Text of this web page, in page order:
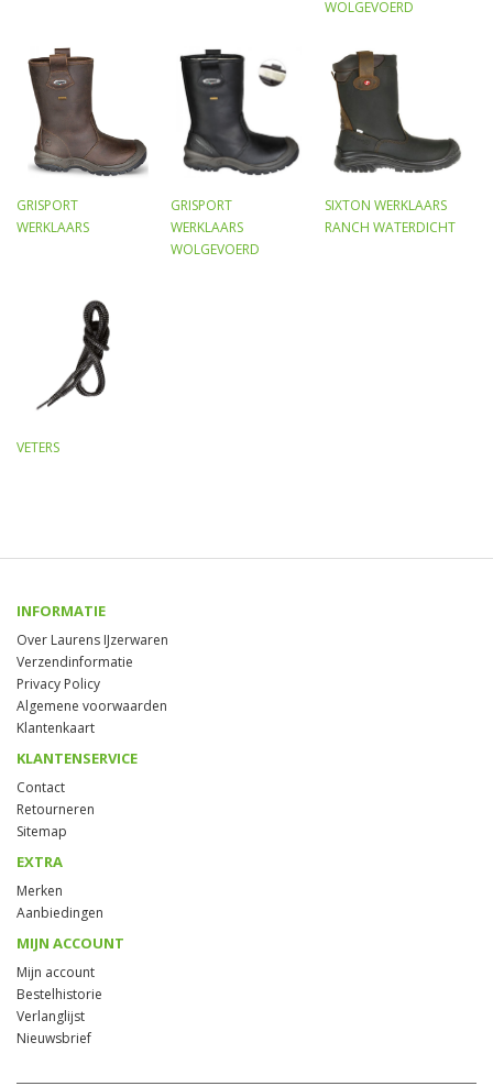
WOLGEVOERD
GRISPORT
WERKLAARS
GRISPORT
WERKLAARS
WOLGEVOERD
SIXTON WERKLAARS
RANCH WATERDICHT
VETERS
INFORMATIE
Over Laurens IJzerwaren
Verzendinformatie
Privacy Policy
Algemene voorwaarden
Klantenkaart
KLANTENSERVICE
Contact
Retourneren
Sitemap
EXTRA
Merken
Aanbiedingen
MIJN ACCOUNT
Mijn account
Bestelhistorie
Verlanglijst
Nieuwsbrief